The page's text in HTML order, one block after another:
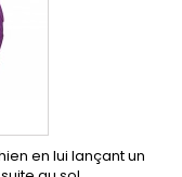
en lui lançant un